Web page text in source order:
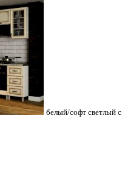
белый/софт светлый с